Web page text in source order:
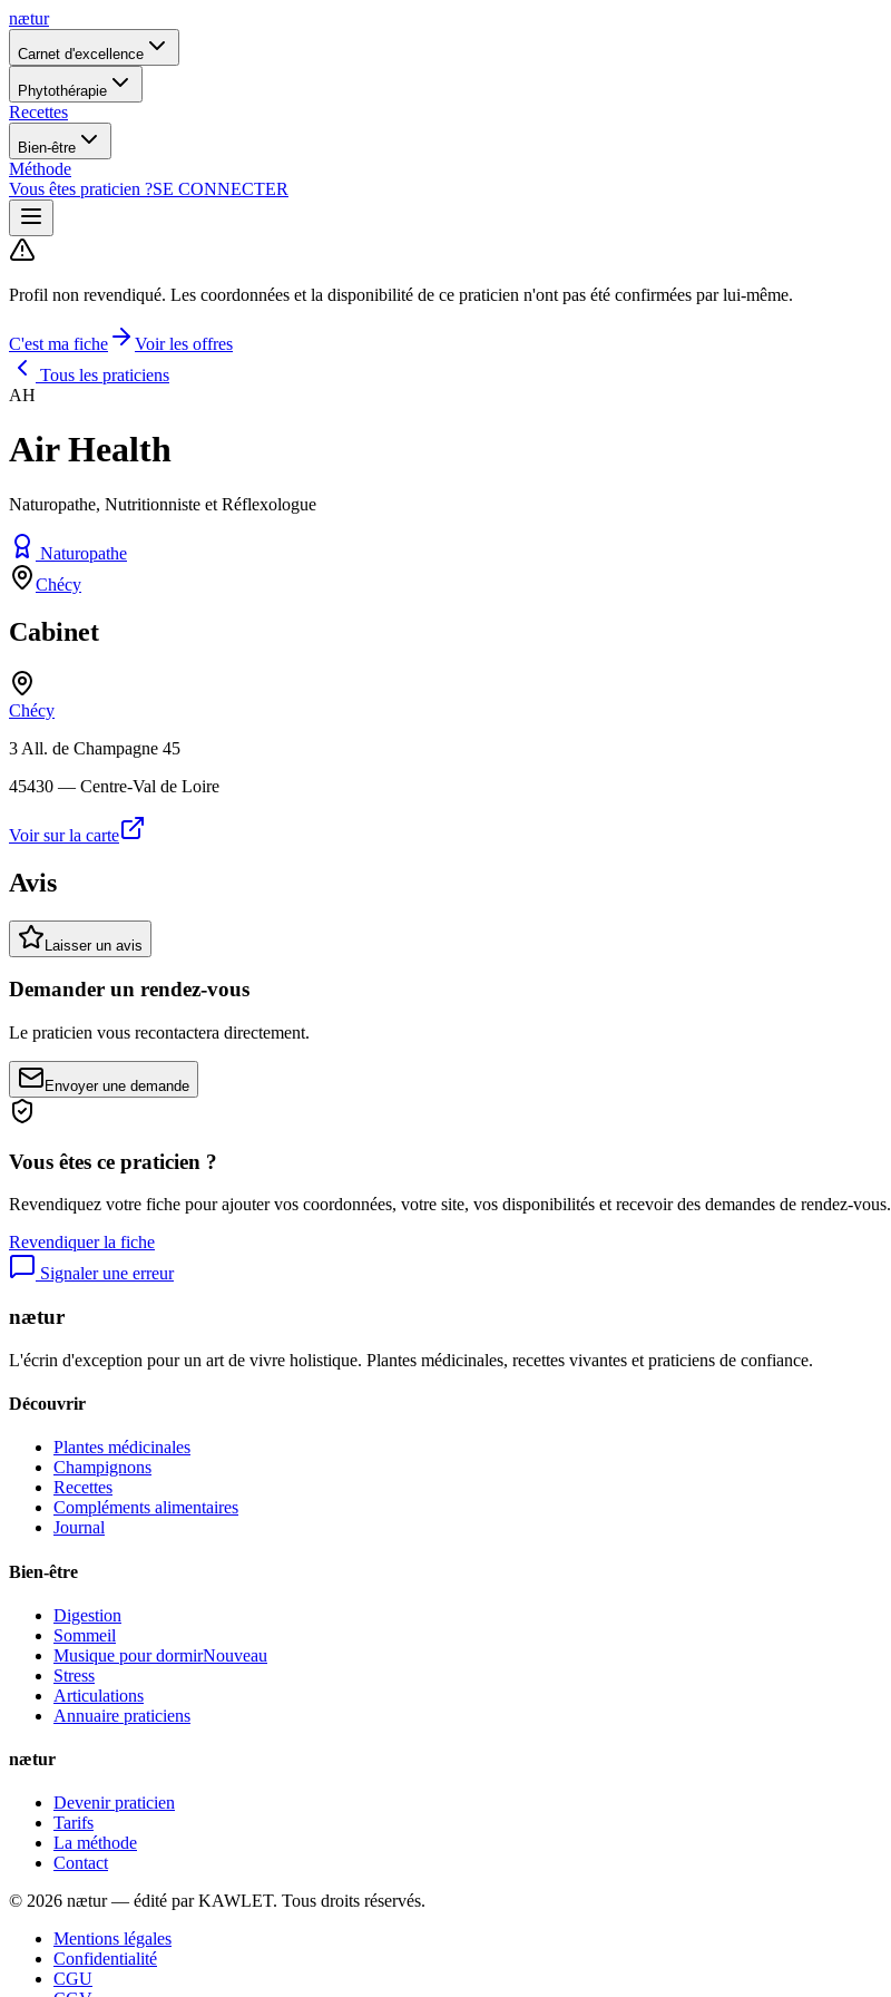
nætur
Carnet d'excellence
Phytothérapie
Recettes
Bien-être
Méthode
Vous êtes praticien ?SE CONNECTER
Profil non revendiqué. Les coordonnées et la disponibilité de ce praticien n'ont pas été confirmées par lui-même.
C'est ma fiche
Voir les offres
Tous les praticiens
AH
Air Health
Naturopathe, Nutritionniste et Réflexologue
Naturopathe
Chécy
Cabinet
Chécy
3 All. de Champagne 45
45430 — Centre-Val de Loire
Voir sur la carte
Avis
Laisser un avis
Demander un rendez-vous
Le praticien vous recontactera directement.
Envoyer une demande
Vous êtes ce praticien ?
Revendiquez votre fiche pour ajouter vos coordonnées, votre site, vos disponibilités et recevoir des demandes de rendez-vous.
Revendiquer la fiche
Signaler une erreur
nætur
L'écrin d'exception pour un art de vivre holistique. Plantes médicinales, recettes vivantes et praticiens de confiance.
Découvrir
Plantes médicinales
Champignons
Recettes
Compléments alimentaires
Journal
Bien-être
Digestion
Sommeil
Musique pour dormirNouveau
Stress
Articulations
Annuaire praticiens
nætur
Devenir praticien
Tarifs
La méthode
Contact
© 2026 nætur — édité par KAWLET. Tous droits réservés.
Mentions légales
Confidentialité
CGU